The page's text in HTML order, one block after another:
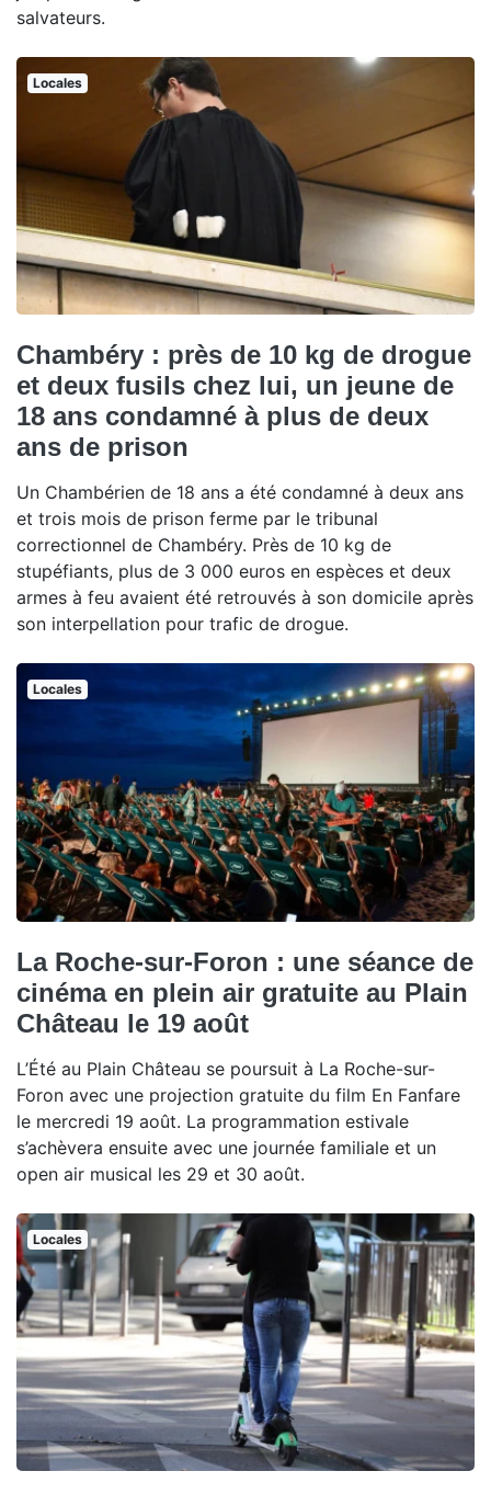
salvateurs.
Locales
Chambéry : près de 10 kg de drogue
et deux fusils chez lui, un jeune de
18 ans condamné à plus de deux
ans de prison
Un Chambérien de 18 ans a été condamné à deux ans
et trois mois de prison ferme par le tribunal
correctionnel de Chambéry. Près de 10 kg de
stupéfiants, plus de 3 000 euros en espèces et deux
armes à feu avaient été retrouvés à son domicile après
son interpellation pour trafic de drogue.
Locales
La Roche-sur-Foron : une séance de
cinéma en plein air gratuite au Plain
Château le 19 août
L’Été au Plain Château se poursuit à La Roche-sur-
Foron avec une projection gratuite du film En Fanfare
le mercredi 19 août. La programmation estivale
s’achèvera ensuite avec une journée familiale et un
open air musical les 29 et 30 août.
Locales